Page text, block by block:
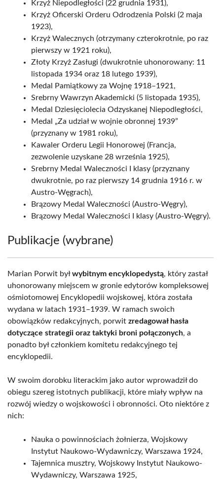
Krzyż Niepodległości (22 grudnia 1931),
Krzyż Oficerski Orderu Odrodzenia Polski (2 maja
1923),
Krzyż Walecznych (otrzymany czterokrotnie, po raz
pierwszy w 1921 roku),
Złoty Krzyż Zasługi (dwukrotnie uhonorowany: 11
listopada 1934 oraz 18 lutego 1939),
Medal Pamiątkowy za Wojnę 1918–1921,
Srebrny Wawrzyn Akademicki (5 listopada 1935),
Medal Dziesięciolecia Odzyskanej Niepodległości,
Medal „Za udział w wojnie obronnej 1939”
(przyznany w 1981 roku),
Kawaler Orderu Legii Honorowej (Francja,
zezwolenie uzyskane 28 września 1925),
Srebrny Medal Waleczności I klasy (przyznany
dwukrotnie, po raz pierwszy 14 grudnia 1916 r. w
Austro-Węgrach),
Brązowy Medal Waleczności (Austro-Węgry),
Brązowy Medal Waleczności I klasy (Austro-Węgry).
Publikacje (wybrane)
Marian Porwit byłwybitnym encyklopedystą, który zastał
uhonorowany miejscem w gronie edytorów kompleksowej
ośmiotomowej Encyklopedii wojskowej, która została
wydana w latach 1931–1939. W ramach swoich
obowiązków redakcyjnych, porwit zredagował hasła
dotyczące strategii oraz taktyki broni połączonych, a
ponadto był członkiem komitetu redakcyjnego tej
encyklopedii.
W swoim dorobku literackim jako autor wprowadził do
obiegu szereg istotnych publikacji, które miały wpływ na
rozwój wiedzy o wojskowości i obronności. Oto niektóre z
nich:
Nauka o powinnościach żołnierza, Wojskowy
Instytut Naukowo-Wydawniczy, Warszawa 1924,
Tajemnica musztry, Wojskowy Instytut Naukowo-
Wydawniczy, Warszawa 1925,